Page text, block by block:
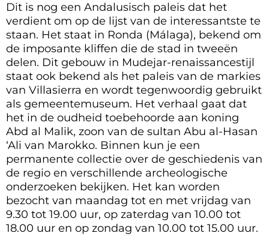
Dit is nog een Andalusisch paleis dat het
verdient om op de lijst van de interessantste te
staan. Het staat in Ronda (Málaga), bekend om
de imposante kliffen die de stad in tweeën
delen. Dit gebouw in Mudejar-renaissancestijl
staat ook bekend als het paleis van de markies
van Villasierra en wordt tegenwoordig gebruikt
als gemeentemuseum. Het verhaal gaat dat
het in de oudheid toebehoorde aan koning
Abd al Malik, zoon van de sultan Abu al-Hasan
‘Ali van Marokko. Binnen kun je een
permanente collectie over de geschiedenis van
de regio en verschillende archeologische
onderzoeken bekijken. Het kan worden
bezocht van maandag tot en met vrijdag van
9.30 tot 19.00 uur, op zaterdag van 10.00 tot
18.00 uur en op zondag van 10.00 tot 15.00 uur.